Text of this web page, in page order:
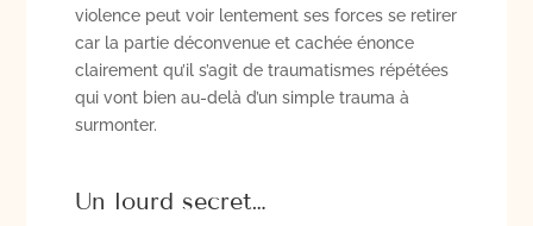
violence peut voir lentement ses forces se retirer
car la partie déconvenue et cachée énonce
clairement qu’il s’agit de traumatismes répétées
qui vont bien au-delà d’un simple trauma à
surmonter.
Un lourd secret…